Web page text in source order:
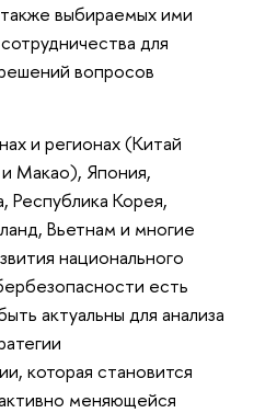
выбираемых ими
для
вопросов
и регионах (Китай
и Макао), Япония,
Республика Корея,
Вьетнам и многие
национального
есть
актуальны для анализа
которая становится
меняющейся